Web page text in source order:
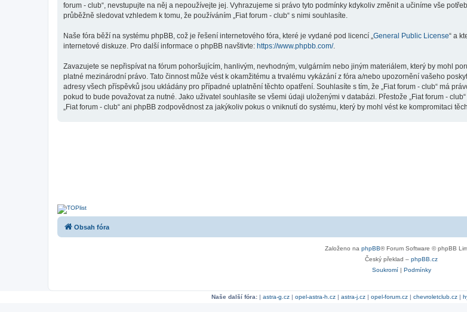
forum - club“, nevstupujte na něj a nepoužívejte jej. Vyhrazujeme si právo tyto podmínky kdykoliv změnit a učiníme vše
průběžně sledovat vzhledem k tomu, že používáním „Fiat forum - club“ s nimi souhlasíte.
Naše fóra běží na systému phpBB, což je řešení internetového fóra, které je vydané pod licencí „ General Public License“ a
internetové diskuze. Pro další informace o phpBB navštivte: https://www.phpbb.com/.
Zavazujete se nepřispívat na fórum pohoršujícím, hanlivým, nevhodným, vulgárním nebo jiným materiálem, který by mohl
platné mezinárodní právo. Tato činnost může vést k okamžitému a trvalému vykázání z fóra a/nebo upozornění vašeho
adresy všech příspěvků jsou ukládány pro případné uplatnění těchto opatření. Souhlasíte s tím, že „Fiat forum - club“ má
pokud to bude považovat za nutné. Jako uživatel souhlasíte se všemi údaji uloženými v databázi. Přestože „Fiat forum -
„Fiat forum - club“ ani phpBB zodpovědnost za jakýkoliv pokus o vniknutí do systému, který by mohl vést ke kompromitaci
Obsah fóra
Založeno na phpBB® Forum Software © phpBB
Český překlad – phpBB.cz
Soukromí| Podmínky
Naše další fóra:| astra-g.cz| opel-astra-h.cz| astra-j.cz| opel-forum.cz| chevroletclub.cz|